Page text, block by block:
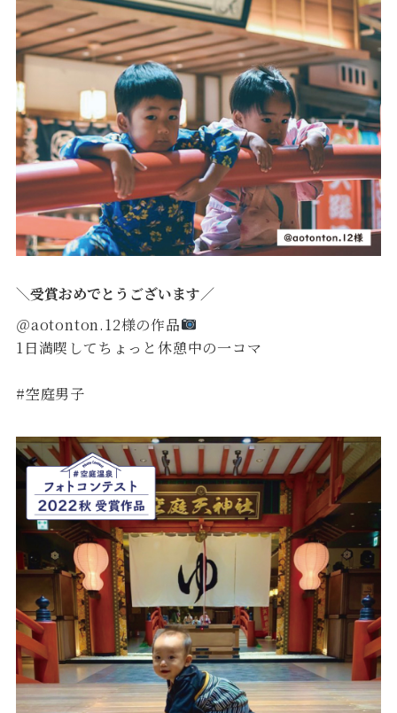
＼受賞おめでとうございます／
＠aotonton.12様の作品
1日満喫してちょっと休憩中の一コマ
#空庭男子